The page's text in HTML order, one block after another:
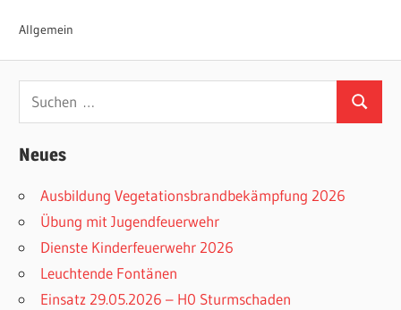
Allgemein
Suchen
nach:
Suchen
Neues
Ausbildung Vegetationsbrandbekämpfung 2026
Übung mit Jugendfeuerwehr
Dienste Kinderfeuerwehr 2026
Leuchtende Fontänen
Einsatz 29.05.2026 – H0 Sturmschaden